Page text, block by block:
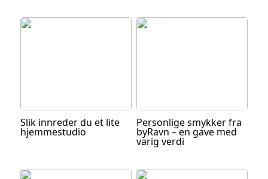
Slik innreder du et lite
hjemmestudio
Personlige smykker fra
byRavn – en gave med
varig verdi